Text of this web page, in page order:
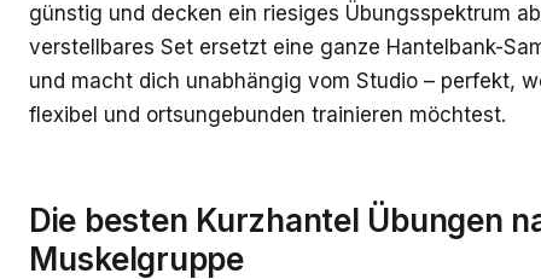
günstig und decken ein riesiges Übungsspektrum
verstellbares Set ersetzt eine ganze Hantelbank-
und macht dich unabhängig vom Studio – perfekt,
flexibel und ortsungebunden trainieren möchtest.
Die besten Kurzhantel Übungen
Muskelgruppe